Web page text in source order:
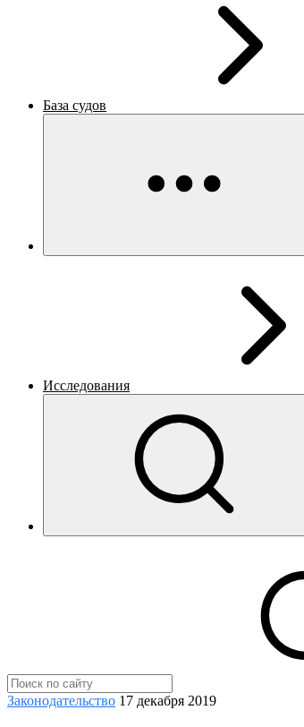
База судов
Исследования
Законодательство 17 декабря 2019